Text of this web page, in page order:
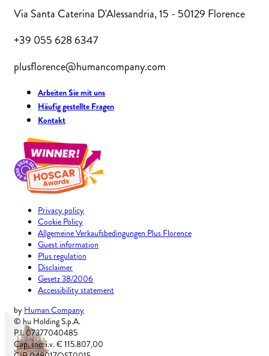
Via Santa Caterina D'Alessandria, 15 - 50129 Florence
+39 055 628 6347
plusflorence@humancompany.com
Arbeiten Sie mit uns
Häufig gestellte Fragen
Kontakt
Privacy policy
Cookie Policy
Allgemeine Verkaufsbedingungen Plus Florence
Guest information
Plus regulation
Disclaimer
Gesetz 38/2006
Accessibility statement
by Human Company
© hu Holding S.p.A.
P.I. 07377040485
Cap. soc. i.v. € 115.807,00